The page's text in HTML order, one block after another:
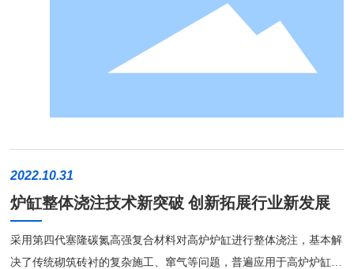
和创新步伐。未来，华西科技将以专业化、精细化、特色化和新颖化
的发展作为促进企业成长的着力点，打造高炉炉衬集成服务国际品
牌，坚持国际水准，助力全球钢铁企业实现绿色、高效、安全、长寿
化炼铁!让炼铁工作者安心、快乐、踏实地工作!
2022.10.31
炉缸整体浇注技术新突破 创新拓展行业新发展
采用第四代塞隆碳氮高强复合材料对高炉炉缸进行整体浇注，基本解
决了传统砌筑砖衬的复杂施工、窜气等问题，普遍应用于高炉炉缸检